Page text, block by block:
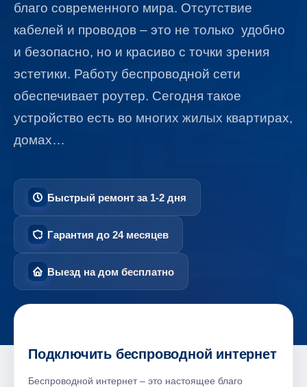
благо современного мира. Отсутствие
кабелей и проводов – это не только удобно
и безопасно, но и красиво с точки зрения
эстетики. Работу беспроводной сети
обеспечивает роутер. Сегодня такое
устройство есть во многих жилых квартирах,
домах…
Быстрый ремонт за 1-2 дня
Гарантия до 24 месяцев
Выезд на дом бесплатно
Подключить беспроводной интернет
Беспроводной интернет – это настоящее благо